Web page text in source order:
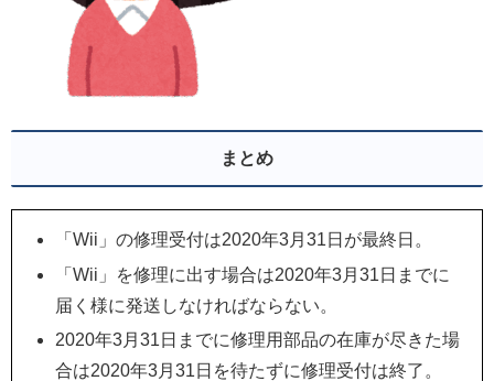
まとめ
「Wii」の修理受付は2020年3月31日が最終日。
「Wii」を修理に出す場合は2020年3月31日までに
届く様に発送しなければならない。
2020年3月31日までに修理用部品の在庫が尽きた場
合は2020年3月31日を待たずに修理受付は終了。